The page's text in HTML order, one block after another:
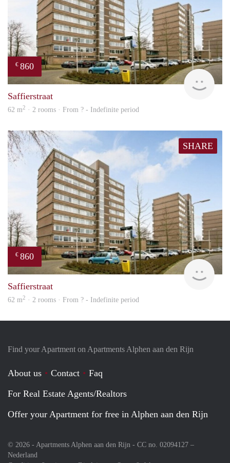
€ 860
Saffierstraat
62 m2 · 2 rooms · From ? - Indefinite period
SHARE
€ 860
Saffierstraat
62 m2 · 2 rooms · From ? - Indefinite period
Find your Apartment on Apartments Alphen aan den Rijn
About us Contact
Faq
For Real Estate Agents/Realtors
Offer your Apartment for free in Alphen aan den Rijn
© 2026 - Apartments Alphen aan den Rijn - CC no. 02094127 –
Nederland